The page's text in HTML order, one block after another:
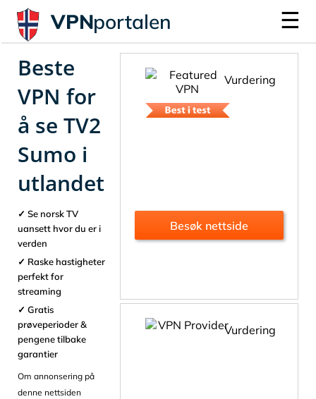
VPNportalen ☰
Beste
VPN for
å se TV2
Sumo i
utlandet
Se norsk TV
uansett hvor du er i
verden
Raske hastigheter
perfekt for
streaming
Gratis
prøveperioder &
pengene tilbake
garantier
Om annonsering på
denne nettsiden
Vurdering
Besøk nettside
Vurdering